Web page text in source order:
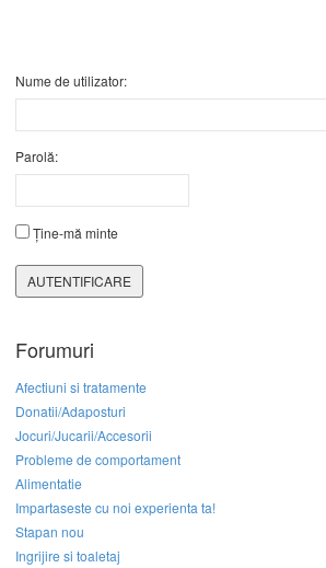
Nume de utilizator:
Parolă:
Ține-mă minte
AUTENTIFICARE
Forumuri
Afectiuni si tratamente
Donatii/Adaposturi
Jocuri/Jucarii/Accesorii
Probleme de comportament
Alimentatie
Impartaseste cu noi experienta ta!
Stapan nou
Ingrijire si toaletaj